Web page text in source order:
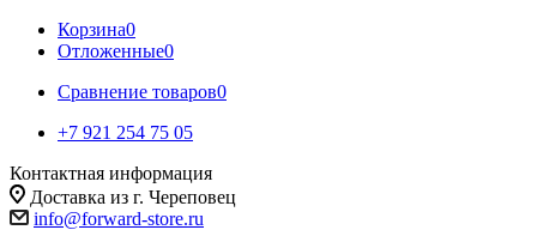
Корзина0
Отложенные0
Сравнение товаров0
+7 921 254 75 05
Контактная информация
Доставка из г. Череповец
info@forward-store.ru